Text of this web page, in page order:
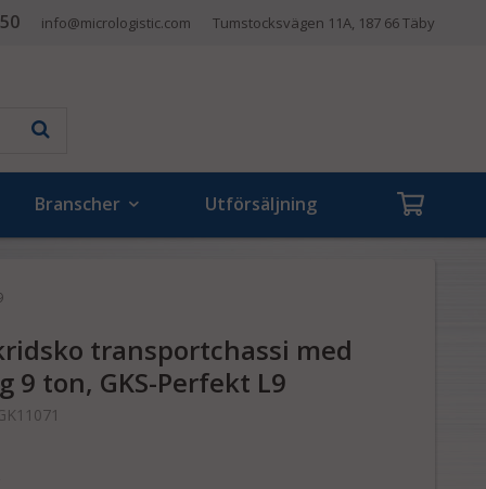
info@micrologistic.com Tumstocksvägen 11A, 187 66 Täby
Branscher Utförsäljning
transportchassi med
9 ton, GKS-Perfekt L9